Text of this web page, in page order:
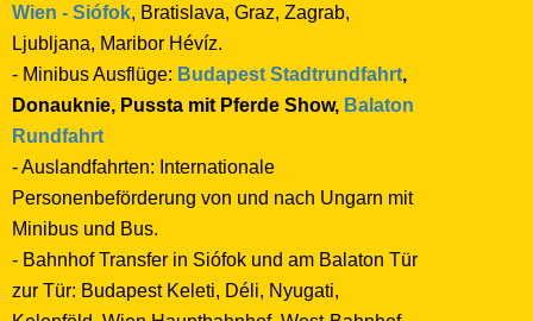
Wien - Siófok, Bratislava, Graz, Zagrab,
Ljubljana, Maribor Hévíz.
- Minibus Ausflüge: Budapest Stadtrundfahrt,
Donauknie, Pussta mit Pferde Show, Balaton
Rundfahrt
- Auslandfahrten: Internationale
Personenbeförderung von und nach Ungarn mit
Minibus und Bus.
- Bahnhof Transfer in Siófok und am Balaton Tür
zur Tür: Budapest Keleti, Déli, Nyugati,